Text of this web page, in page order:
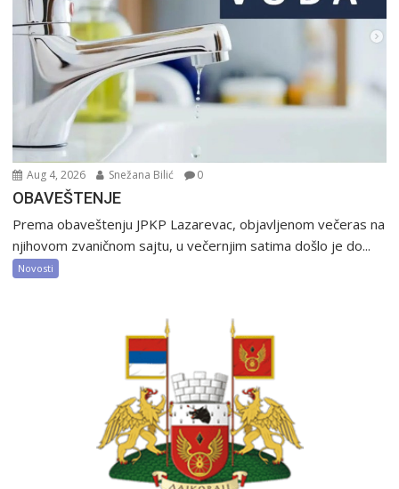
Aug 4, 2026 Snežana Bilić 0
OBAVEŠTENJE
Prema obaveštenju JPKP Lazarevac, objavljenom večeras na
njihovom zvaničnom sajtu, u večernjim satima došlo je do...
Novosti